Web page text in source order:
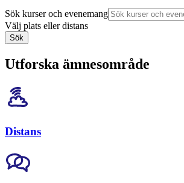
Sök kurser och evenemang
Välj plats eller distans
Sök
Utforska ämnesområde
Distans